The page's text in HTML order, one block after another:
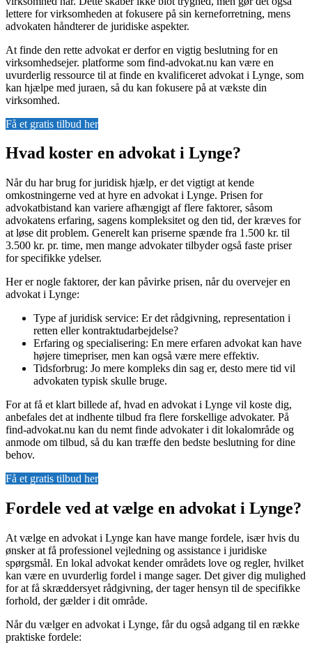
lettere for virksomheden at fokusere på sin kerneforretning, mens
advokaten håndterer de juridiske aspekter.
At finde den rette advokat er derfor en vigtig beslutning for en
virksomhedsejer. platforme som find-advokat.nu kan være en
uvurderlig ressource til at finde en kvalificeret advokat i Lynge, som
kan hjælpe med juraen, så du kan fokusere på at vækste din
virksomhed.
Få et gratis tilbud her
Hvad koster en advokat i Lynge?
Når du har brug for juridisk hjælp, er det vigtigt at kende
omkostningerne ved at hyre en advokat i Lynge. Prisen for
advokatbistand kan variere afhængigt af flere faktorer, såsom
advokatens erfaring, sagens kompleksitet og den tid, der kræves for
at løse dit problem. Generelt kan priserne spænde fra 1.500 kr. til
3.500 kr. pr. time, men mange advokater tilbyder også faste priser
for specifikke ydelser.
Her er nogle faktorer, der kan påvirke prisen, når du overvejer en
advokat i Lynge:
Type af juridisk service: Er det rådgivning, representation i
retten eller kontraktudarbejdelse?
Erfaring og specialisering: En mere erfaren advokat kan have
højere timepriser, men kan også være mere effektiv.
Tidsforbrug: Jo mere kompleks din sag er, desto mere tid vil
advokaten typisk skulle bruge.
For at få et klart billede af, hvad en advokat i Lynge vil koste dig,
anbefales det at indhente tilbud fra flere forskellige advokater. På
find-advokat.nu kan du nemt finde advokater i dit lokalområde og
anmode om tilbud, så du kan træffe den bedste beslutning for dine
behov.
Få et gratis tilbud her
Fordele ved at vælge en advokat i Lynge?
At vælge en advokat i Lynge kan have mange fordele, især hvis du
ønsker at få professionel vejledning og assistance i juridiske
spørgsmål. En lokal advokat kender områdets love og regler, hvilket
kan være en uvurderlig fordel i mange sager. Det giver dig mulighed
for at få skræddersyet rådgivning, der tager hensyn til de specifikke
forhold, der gælder i dit område.
Når du vælger en advokat i Lynge, får du også adgang til en række
praktiske fordele: